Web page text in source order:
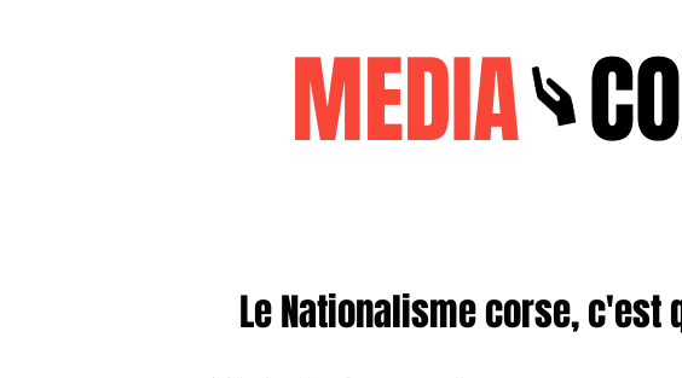
MEDIA
Le Nationalisme corse, c'est